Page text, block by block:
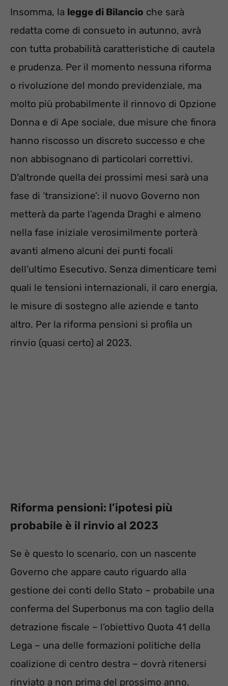
Insomma, la legge di Bilancio che sarà
redatta come di consueto in autunno, avrà
con tutta probabilità caratteristiche di cautela
e prudenza. Per il momento nessuna riforma
o rivoluzione del mondo previdenziale, ma
molto più probabilmente il rinnovo di Opzione
Donna e di Ape sociale, due misure che finora
hanno riscosso un discreto successo e che
non abbisognano di particolari correttivi.
D’altronde quella dei prossimi mesi sarà una
fase di ‘transizione’: il nuovo Governo non
metterà da parte l’agenda Draghi e almeno
nella fase iniziale verosimilmente porterà
avanti almeno alcuni dei punti focali
dell’ultimo Esecutivo. Senza dimenticare temi
quali le tensioni internazionali, il caro energia,
le misure di sostegno alle aziende e tanto
altro. Per la riforma pensioni si profila un
rinvio (quasi certo) al 2023.
Riforma pensioni: l’ipotesi più
probabile è il rinvio al 2023
Se è questo lo scenario, con un nascente
Governo che appare cauto riguardo alla
gestione dei conti dello Stato – probabile una
conferma del Superbonus ma con taglio della
detrazione fiscale – l’obiettivo Quota 41 della
Lega – una delle formazioni politiche della
coalizione di centro destra – dovrà ritenersi
rinviato a non prima del prossimo anno.